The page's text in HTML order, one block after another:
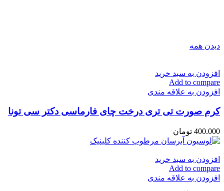
دیدن همه
افزودن به سبد خرید
Add to compare
افزودن به علاقه مندی
کرم صورت تی تری درخت چای فارماسی دکتر سی تونا
400.000 تومان
افزودن به سبد خرید
Add to compare
افزودن به علاقه مندی